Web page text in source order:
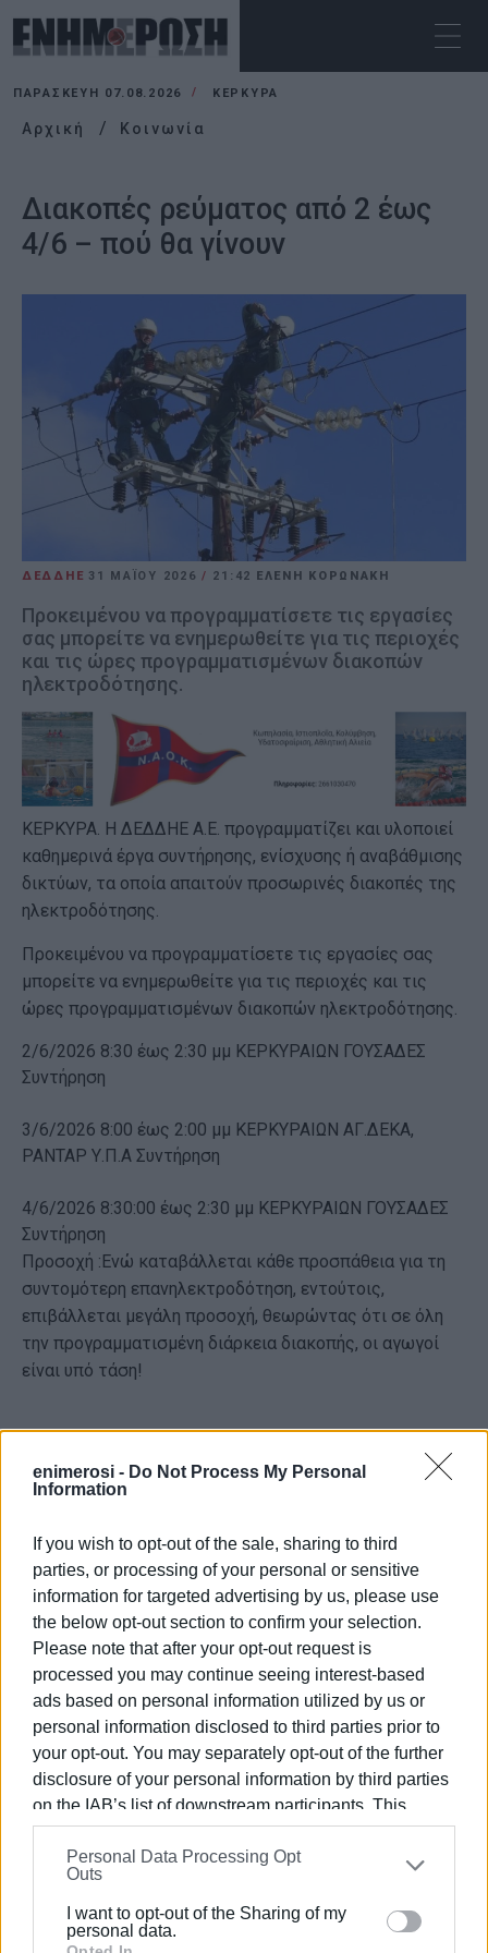
enimerosi - Do Not Process My Personal
Information
If you wish to opt-out of the sale, sharing to third
parties, or processing of your personal or sensitive
information for targeted advertising by us, please use
the below opt-out section to confirm your selection.
Please note that after your opt-out request is
processed you may continue seeing interest-based
ads based on personal information utilized by us or
personal information disclosed to third parties prior to
your opt-out. You may separately opt-out of the further
disclosure of your personal information by third parties
on the IAB’s list of downstream participants. This
information may also be disclosed by us to third parties
on theIAB’s List of Downstream Participants
that may
further disclose it to other third parties.
Please note that this website/app uses one or more
Personal Data Processing Opt
Outs
I want to opt-out of the Sharing of my
personal data.
ΠΑΡΑΣΚΕΥΉ 07.08.2026 ΚΕΡΚΥΡΑ
Αρχική Κοινωνία
Διακοπές ρεύματος από 2 έως
4/6 – πού θα γίνουν
ΔΕΔΔΗΕ 31 ΜΑΪ́ΟΥ 2026/ 21:42 ΕΛΕΝΗ ΚΟΡΩΝΑΚΗ
Προκειμένου να προγραμματίσετε τις εργασίες
σας μπορείτε να ενημερωθείτε για τις περιοχές
και τις ώρες προγραμματισμένων διακοπών
ηλεκτροδότησης.
ΚΕΡΚΥΡΑ. H ΔΕΔΔΗΕ Α.Ε. προγραμματίζει και υλοποιεί
καθημερινά έργα συντήρησης, ενίσχυσης ή αναβάθμισης
δικτύων, τα οποία απαιτούν προσωρινές διακοπές της
ηλεκτροδότησης.
Προκειμένου να προγραμματίσετε τις εργασίες σας
μπορείτε να ενημερωθείτε για τις περιοχές και τις
ώρες προγραμματισμένων διακοπών ηλεκτροδότησης.
2/6/2026 8:30 έως 2:30 μμ ΚΕΡΚΥΡΑΙΩΝ ΓΟΥΣΑΔΕΣ
Συντήρηση
3/6/2026 8:00 έως 2:00 μμ ΚΕΡΚΥΡΑΙΩΝ ΑΓ.ΔΕΚΑ,
ΡΑΝΤΑΡ Υ.Π.Α Συντήρηση
4/6/2026 8:30:00 έως 2:30 μμ ΚΕΡΚΥΡΑΙΩΝ ΓΟΥΣΑΔΕΣ
Συντήρηση
Προσοχή :Ενώ καταβάλλεται κάθε προσπάθεια για τη
συντομότερη επανηλεκτροδότηση, εντούτοις,
επιβάλλεται μεγάλη προσοχή, θεωρώντας ότι σε όλη
την προγραμματισμένη διάρκεια διακοπής, οι αγωγοί
είναι υπό τάση!
ΕΛΕΝΗ ΚΟΡΩΝΑΚΗ
Εργάζεται στις Εκδόσεις Ενημέρωση από το
1990 σε θέσεις υψηλής ευθύνης. Ειδικεύεται στις
δημόσιες σχέσεις, το ελεύθερο και το
καλλιτεχνικό ρεπορτάζ.